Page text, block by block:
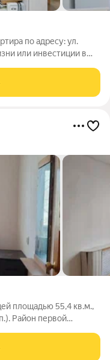
по адресу: ул.
или инвестиции в
мебель остается по
площадью 55,4 кв.м.,
Район первой
путями. Уникальное